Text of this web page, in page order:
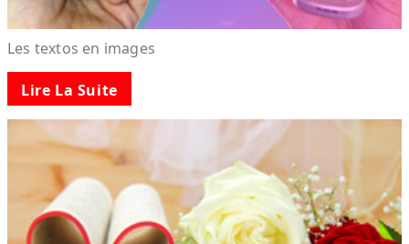
Les textos en images
Lire La Suite